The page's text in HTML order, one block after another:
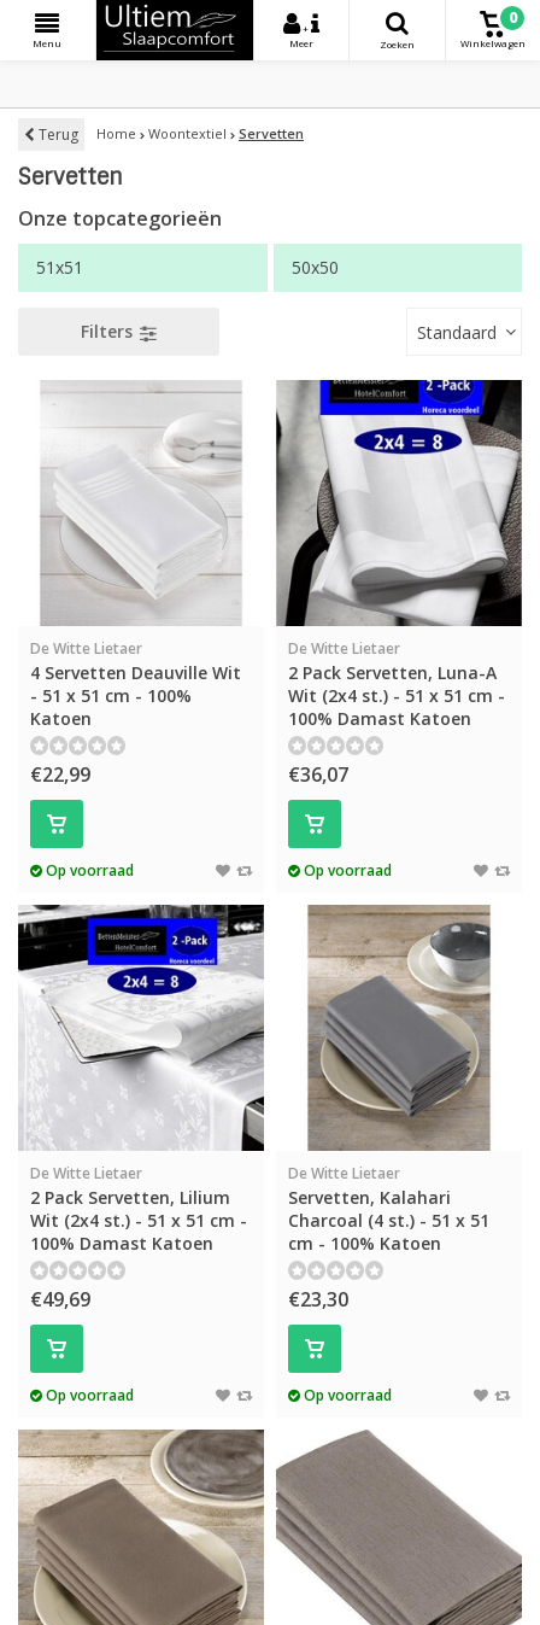
Menu
+
Meer
Zoeken
0
Winkelwagen
Terug Home Woontextiel Servetten
Servetten
Onze topcategorieën
51x51 50x50
Filters Standaard
De Witte Lietaer
4 Servetten Deauville Wit
- 51 x 51 cm - 100%
Katoen
€22,99
Op voorraad
De Witte Lietaer
2 Pack Servetten, Luna-A
Wit (2x4 st.) - 51 x 51 cm -
100% Damast Katoen
€36,07
Op voorraad
De Witte Lietaer
2 Pack Servetten, Lilium
Wit (2x4 st.) - 51 x 51 cm -
100% Damast Katoen
€49,69
Op voorraad
De Witte Lietaer
Servetten, Kalahari
Charcoal (4 st.) - 51 x 51
cm - 100% Katoen
€23,30
Op voorraad